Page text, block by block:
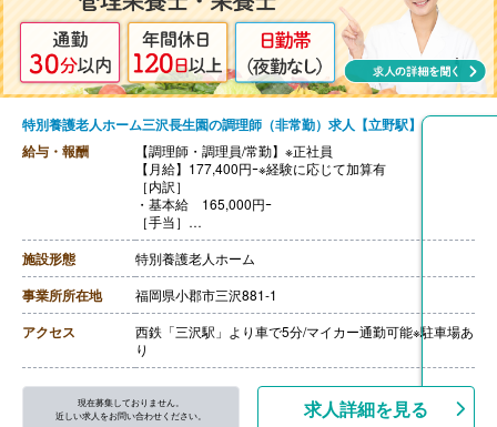
特別養護老人ホーム三沢長生園の調理師（非常勤）求人【立野駅】
給与・報酬
【調理師・調理員/常勤】※正社員
【月給】177,400円ｰ※経験に応じて加算有
［内訳］
・基本給 165,000円ｰ
［手当］
・処遇改善手当 12,400円
・資格手当（調理師のみ） 3,000円
【賞与】あり（3.00ヶ月）※前年度実績
【通勤手当】あり（上限25,000円/月）
【昇給】あり※実績による
【退職金】あり※共済(WAM)加入
‐‐‐
【調理員/非常勤】
［内訳］
・基本給 1,016円-1,031円
施設形態 特別養護老人ホーム
事業所所在地 福岡県小郡市三沢881-1
アクセス
西鉄「三沢駅」より車で5分/マイカー通勤可能※駐車場あ
り
現在募集しておりません。
近しい求人をお問い合わせください。
求人詳細を見る